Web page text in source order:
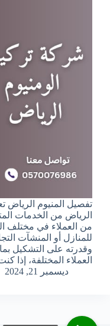
تفصيل المنيوم الرياض
الرياض من الخدمات
من العملاء في مختلف
للمنازل أو المنشآت
وقدرته على التشكيل
العملاء المختلفة، إذا
ديسمبر 21, 2024